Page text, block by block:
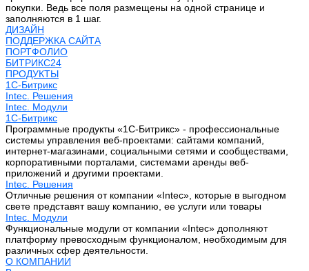
покупки. Ведь все поля размещены на одной странице и
заполняются в 1 шаг.
ДИЗАЙН
ПОДДЕРЖКА САЙТА
ПОРТФОЛИО
БИТРИКС24
ПРОДУКТЫ
1С-Битрикс
Intec. Решения
Intec. Модули
1С-Битрикс
Программные продукты «1С-Битрикс» - профессиональные
системы управления веб-проектами: сайтами компаний,
интернет-магазинами, социальными сетями и сообществами,
корпоративными порталами, системами аренды веб-
приложений и другими проектами.
Intec. Решения
Отличные решения от компании «Intec», которые в выгодном
свете представят вашу компанию, ее услуги или товары
Intec. Модули
Функциональные модули от компании «Intec» дополняют
платформу превосходным функционалом, необходимым для
различных сфер деятельности.
О КОМПАНИИ